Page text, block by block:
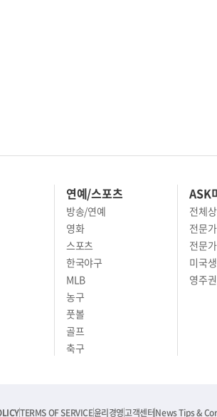
연예/스포츠
방송/연예
영화
스포츠
한국야구
MLB
농구
풋볼
골프
축구
ASK
전체
전문
전문
미국
영주
TERMS OF SERVICE윤리경영고객센터News Tips &